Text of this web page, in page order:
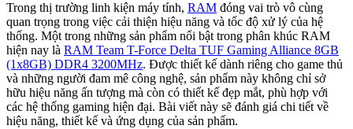
Trong thị trường linh kiện máy tính, RAM đóng vai trò vô cùng
quan trọng trong việc cải thiện hiệu năng và tốc độ xử lý của hệ
thống. Một trong những sản phẩm nổi bật trong phân khúc RAM
hiện nay là RAM Team T-Force Delta TUF Gaming Alliance 8GB
(1x8GB) DDR4 3200MHz. Được thiết kế dành riêng cho game thủ
và những người đam mê công nghệ, sản phẩm này không chỉ sở
hữu hiệu năng ấn tượng mà còn có thiết kế đẹp mắt, phù hợp với
các hệ thống gaming hiện đại. Bài viết này sẽ đánh giá chi tiết về
hiệu năng, thiết kế và ứng dụng của sản phẩm.